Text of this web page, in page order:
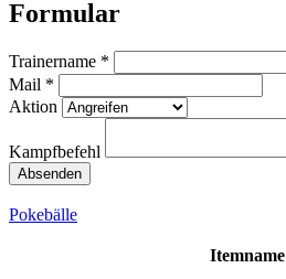
Formular
Trainername *
Mail *
Aktion
Kampfbefehl
Pokebälle
Itemname